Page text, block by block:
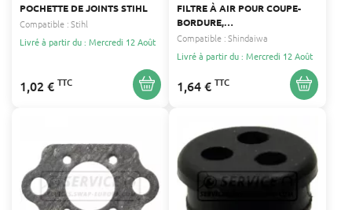
POCHETTE DE JOINTS STIHL
Compatible :Stihl
Livré à partir du : Mercredi 12 Août
1,02 € TTC
FILTRE À AIR POUR COUPE-
BORDURE,
DÉBROUSSAILLEUSE,
SOUFFLEUR, TONDEUSE
SHINDAIWA SHINDAIWA
Compatible :Shindaiwa
Livré à partir du : Mercredi 12 Août
1,64 € TTC